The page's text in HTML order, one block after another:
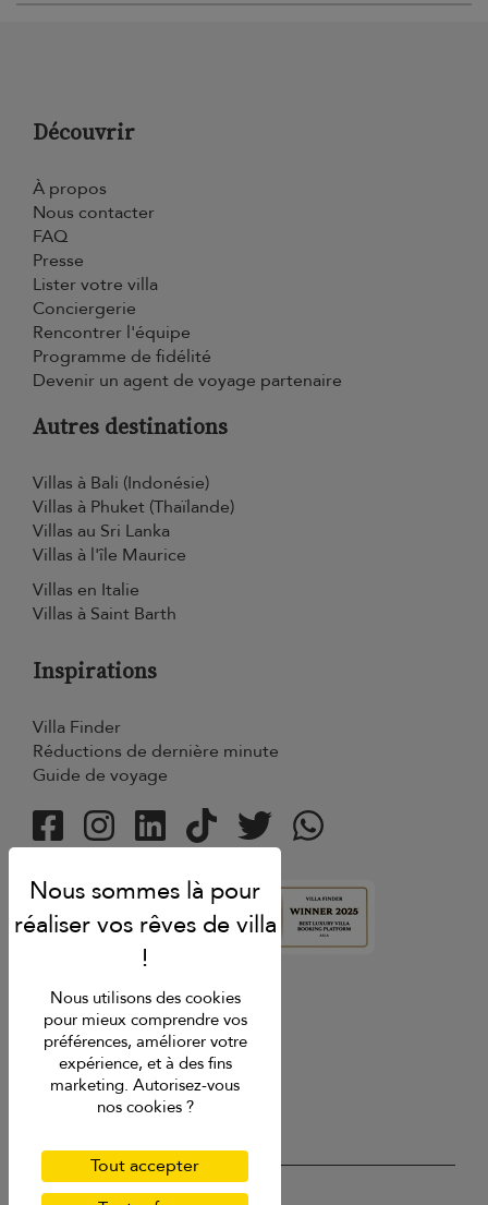
Découvrir
À propos
Nous contacter
FAQ
Presse
Lister votre villa
Conciergerie
Rencontrer l'équipe
Programme de fidélité
Devenir un agent de voyage partenaire
Autres destinations
Villas à Bali (Indonésie)
Villas à Phuket (Thaïlande)
Villas au Sri Lanka
Villas à l'île Maurice
Villas en Italie
Villas à Saint Barth
Inspirations
Villa Finder
Réductions de dernière minute
Guide de voyage
Note4.9
Nous utilisons des cookies
pour mieux comprendre vos
préférences, améliorer votre
expérience, et à des fins
marketing. Autorisez-vous
nos cookies ?
Tout accepter